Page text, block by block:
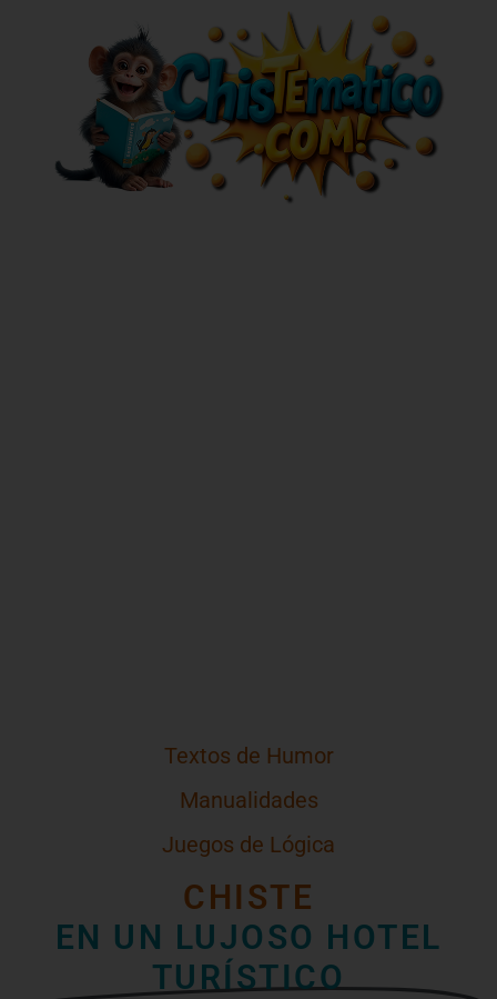
Textos de Humor
Manualidades
Juegos de Lógica
CHISTE
EN UN LUJOSO HOTEL
TURÍSTICO